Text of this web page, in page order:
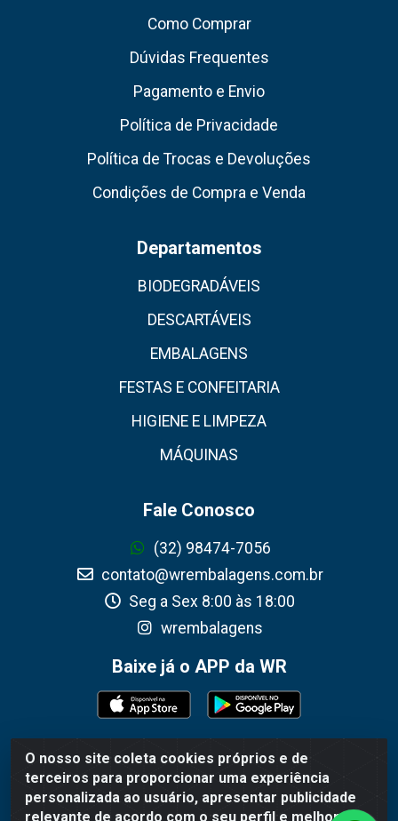
O nosso site coleta cookies próprios e de
terceiros para proporcionar uma experiência
personalizada ao usuário, apresentar publicidade
relevante de acordo com o seu perfil e melhorar a
Como Comprar
Dúvidas Frequentes
Pagamento e Envio
Política de Privacidade
Política de Trocas e Devoluções
Condições de Compra e Venda
Departamentos
BIODEGRADÁVEIS
DESCARTÁVEIS
EMBALAGENS
FESTAS E CONFEITARIA
HIGIENE E LIMPEZA
MÁQUINAS
Fale Conosco
(32) 98474-7056
contato@wrembalagens.com.br
Seg a Sex 8:00 às 18:00
wrembalagens
Baixe já o APP da WR
WR Embalagens - R. Cel. Teodoro Gomes de Araújo, 1360 -
Grogotó - Barbacena / MG - CEP 36202-628 - CNPJ
02.692.206/0001-55